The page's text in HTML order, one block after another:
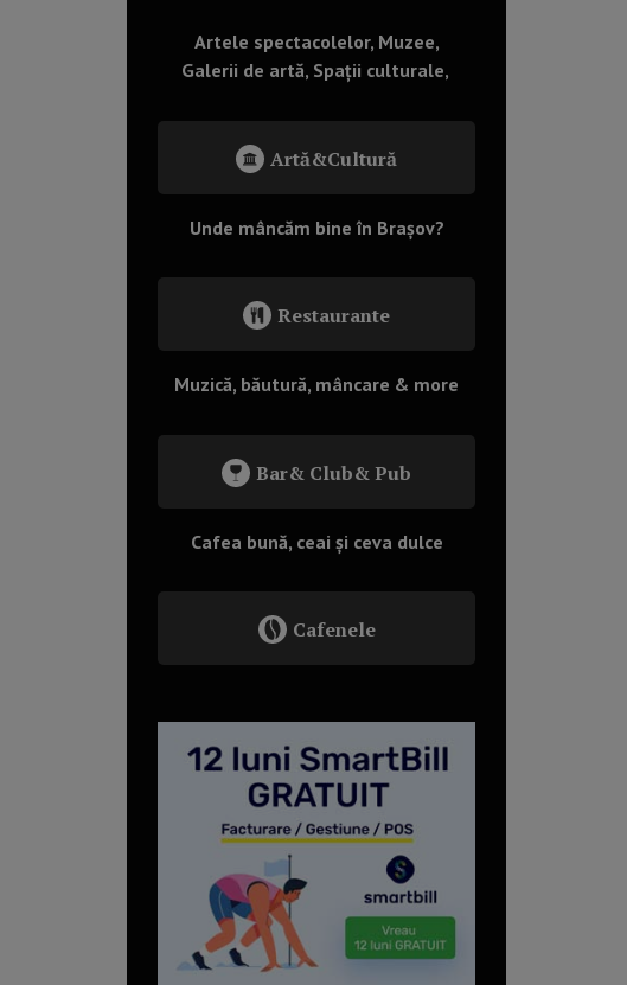
Artele spectacolelor, Muzee,
Galerii de artă, Spații culturale,
Artă&Cultură
Unde mâncăm bine în Brașov?
Restaurante
Muzică, băutură, mâncare & more
Bar& Club& Pub
Cafea bună, ceai și ceva dulce
Cafenele